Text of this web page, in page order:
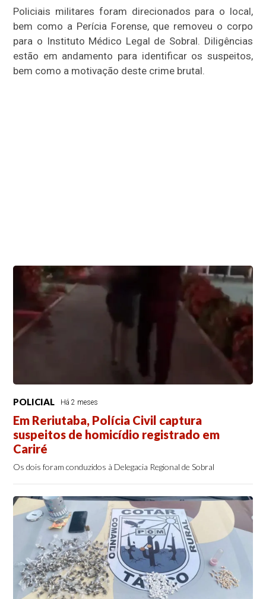
Policiais militares foram direcionados para o local,
bem como a Perícia Forense, que removeu o corpo
para o Instituto Médico Legal de Sobral. Diligências
estão em andamento para identificar os suspeitos,
bem como a motivação deste crime brutal.
POLICIAL Há 2 meses
Em Reriutaba, Polícia Civil captura
suspeitos de homicídio registrado em
Cariré
Os dois foram conduzidos à Delegacia Regional de Sobral